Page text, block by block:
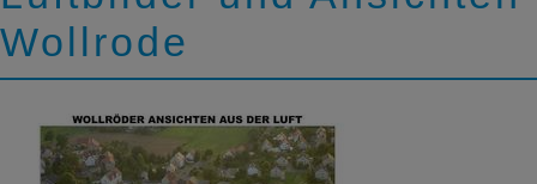
Wollrode